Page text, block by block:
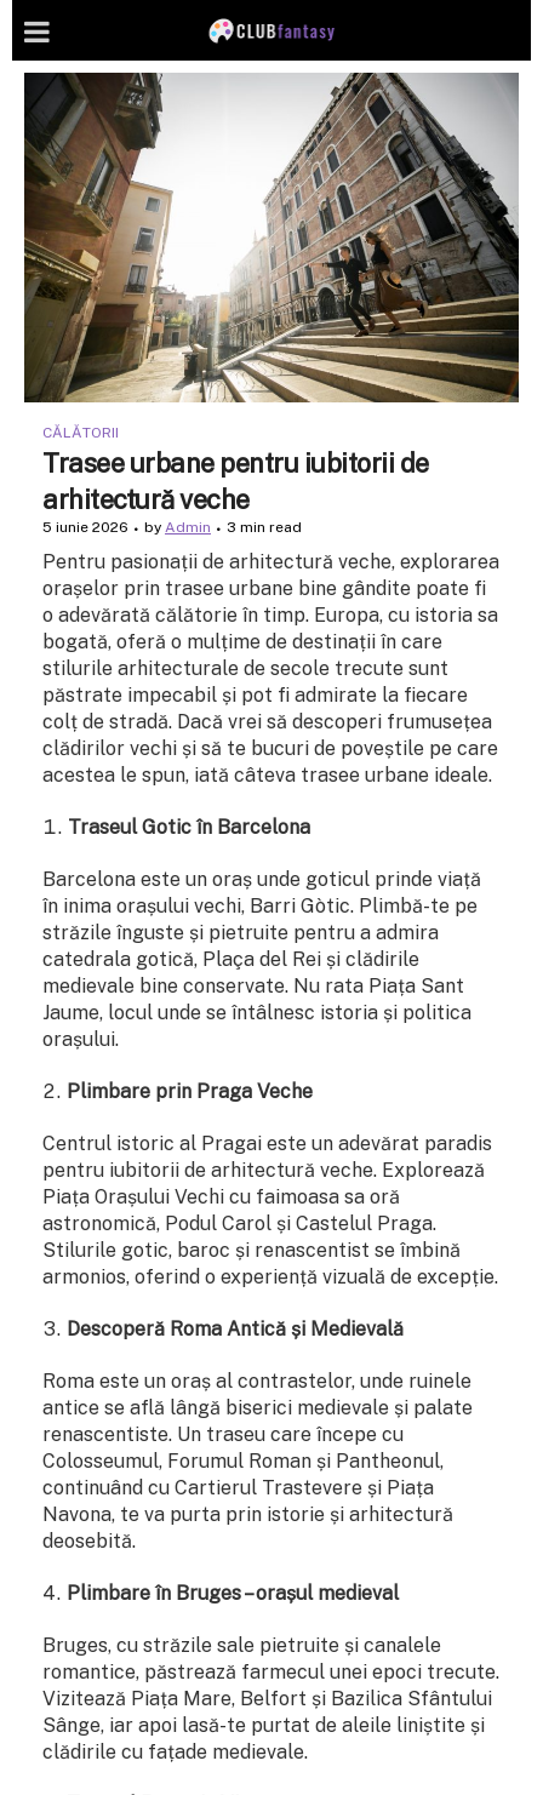
CĂLĂTORII
Trasee urbane pentru iubitorii de
arhitectură veche
5 iunie 2026 by Admin 3 min read
Pentru pasionații de arhitectură veche, explorarea
orașelor prin trasee urbane bine gândite poate fi
o adevărată călătorie în timp. Europa, cu istoria sa
bogată, oferă o mulțime de destinații în care
stilurile arhitecturale de secole trecute sunt
păstrate impecabil și pot fi admirate la fiecare
colț de stradă. Dacă vrei să descoperi frumusețea
clădirilor vechi și să te bucuri de poveștile pe care
acestea le spun, iată câteva trasee urbane ideale.
Traseul Gotic în Barcelona
Barcelona este un oraș unde goticul prinde viață
în inima orașului vechi, Barri Gòtic. Plimbă-te pe
străzile înguste și pietruite pentru a admira
catedrala gotică, Plaça del Rei și clădirile
medievale bine conservate. Nu rata Piața Sant
Jaume, locul unde se întâlnesc istoria și politica
orașului.
Plimbare prin Praga Veche
Centrul istoric al Pragai este un adevărat paradis
pentru iubitorii de arhitectură veche. Explorează
Piața Orașului Vechi cu faimoasa sa oră
astronomică, Podul Carol și Castelul Praga.
Stilurile gotic, baroc și renascentist se îmbină
armonios, oferind o experiență vizuală de excepție.
Descoperă Roma Antică și Medievală
Roma este un oraș al contrastelor, unde ruinele
antice se află lângă biserici medievale și palate
renascentiste. Un traseu care începe cu
Colosseumul, Forumul Roman și Pantheonul,
continuând cu Cartierul Trastevere și Piața
Navona, te va purta prin istorie și arhitectură
deosebită.
Plimbare în Bruges – orașul medieval
Bruges, cu străzile sale pietruite și canalele
romantice, păstrează farmecul unei epoci trecute.
Vizitează Piața Mare, Belfort și Bazilica Sfântului
Sânge, iar apoi lasă-te purtat de aleile liniștite și
clădirile cu fațade medievale.